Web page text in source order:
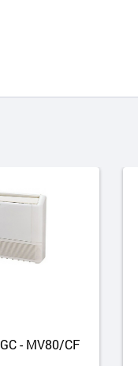
- MV80/CF